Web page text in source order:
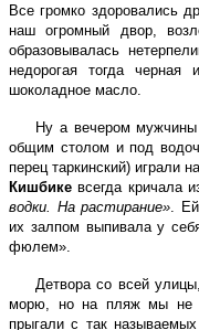
Все громко здоровались
наш огромный двор,
образовывалась
недорогая тогда
шоколадное масло.
Ну а вечером
общим столом и под
перец таркинский) играли
Кишбике всегда кричала
водки. На растирание» .
их залпом выпивала у
фюлем».
Детвора со всей
морю, но на пляж мы не
прыгали с так